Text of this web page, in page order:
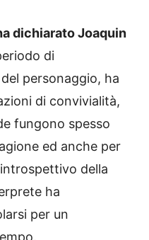
dichiarato Joaquin
di
personaggio, ha
di convivialità,
fungono spesso
ed anche per
della
ha
per un